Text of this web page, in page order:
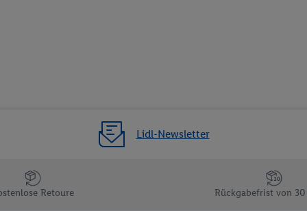
Lidl-Newsletter
Retoure Rückgabefrist von 30
auf einem Endgerät. Entwicklung und Verbesserung der Angebote.
oder Kombinationen von Daten aus verschiedenen Quellen.
Werbung.